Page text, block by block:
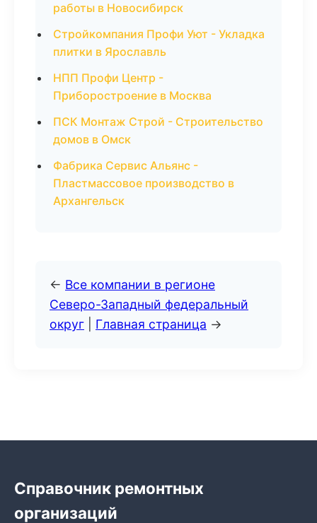
работы в Новосибирск
Стройкомпания Профи Уют - Укладка
плитки в Ярославль
НПП Профи Центр -
Приборостроение в Москва
ПСК Монтаж Строй - Строительство
домов в Омск
Фабрика Сервис Альянс -
Пластмассовое производство в
Архангельск
← Все компании в регионе
Северо-Западный федеральный
округ
Главная страница →
Справочник ремонтных
организаций